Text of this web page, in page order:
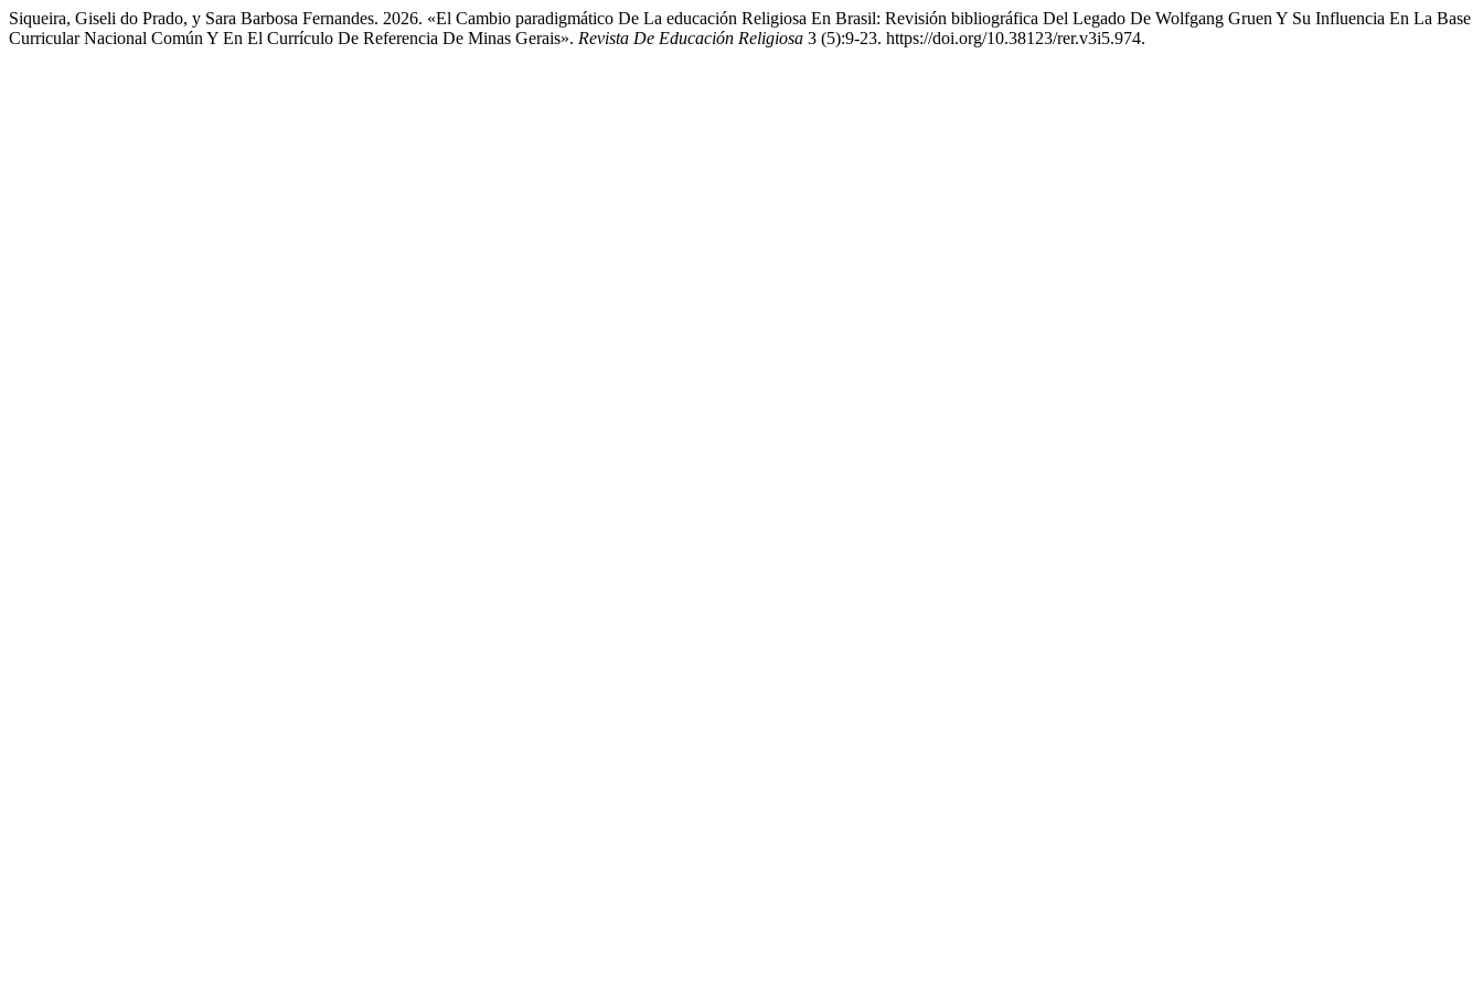
Siqueira, Giseli do Prado, y Sara Barbosa Fernandes. 2026. «El Cambio paradigmático De La educación Religiosa En Brasil: Revisión bibliográfica Del Legado De Wolfgang Gruen Y Su Influencia En La Base
Curricular Nacional Común Y En El Currículo De Referencia De Minas Gerais». Revista De Educación Religiosa 3 (5):9-23. https://doi.org/10.38123/rer.v3i5.974.